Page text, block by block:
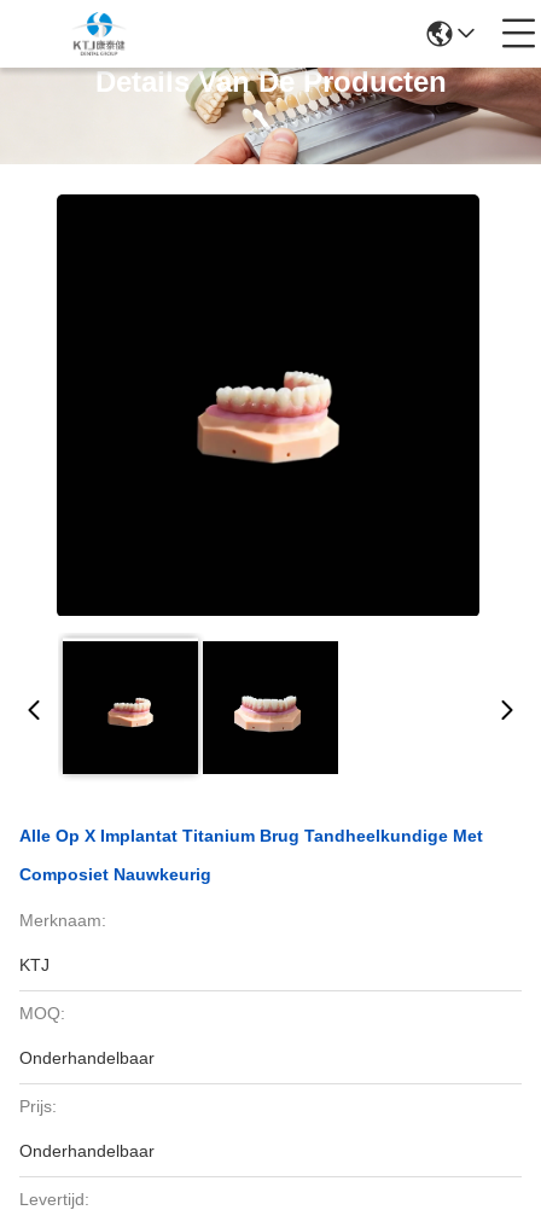
Details Van De Producten
Alle Op X Implantat Titanium Brug Tandheelkundige Met
Composiet Nauwkeurig
Merknaam:
KTJ
MOQ:
Onderhandelbaar
Prijs:
Onderhandelbaar
Levertijd: